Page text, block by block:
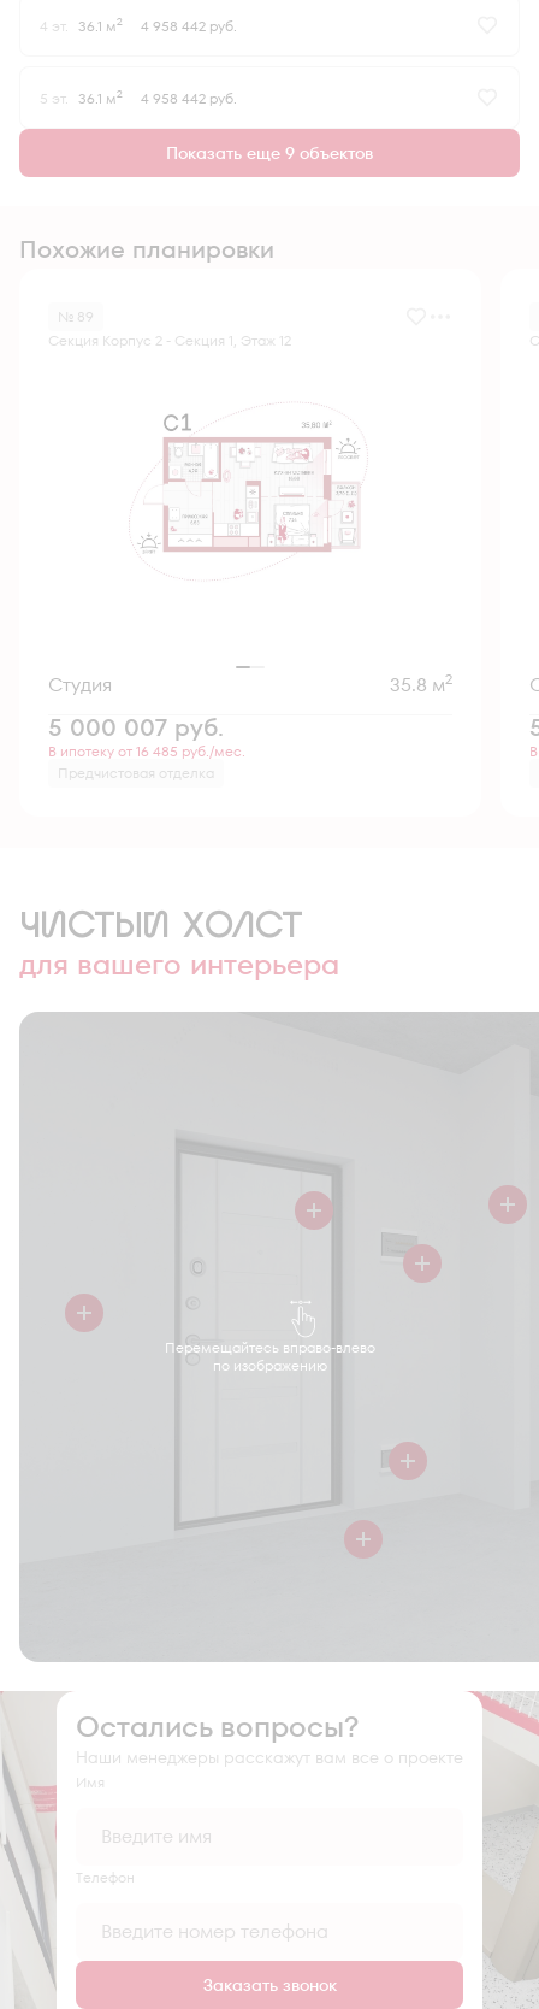
4 эт. 36.1 м2 4 958 442 руб.
5 эт. 36.1 м2 4 958 442 руб.
Показать еще 9 объектов
Похожие планировки
№ 89
Секция Корпус 2 - Секция 1, Этаж 12
Студия 35.8 м2
5 000 007 руб.
В ипотеку от 16 485 руб./мес.
Предчистовая отделка
ЧИСТЫЙ ХОЛСТ
для вашего интерьера
Перемещайтесь вправо-влево
по изображению
Остались вопросы?
Наши менеджеры расскажут вам все о проекте
Имя
Tелефон
Заказать звонок